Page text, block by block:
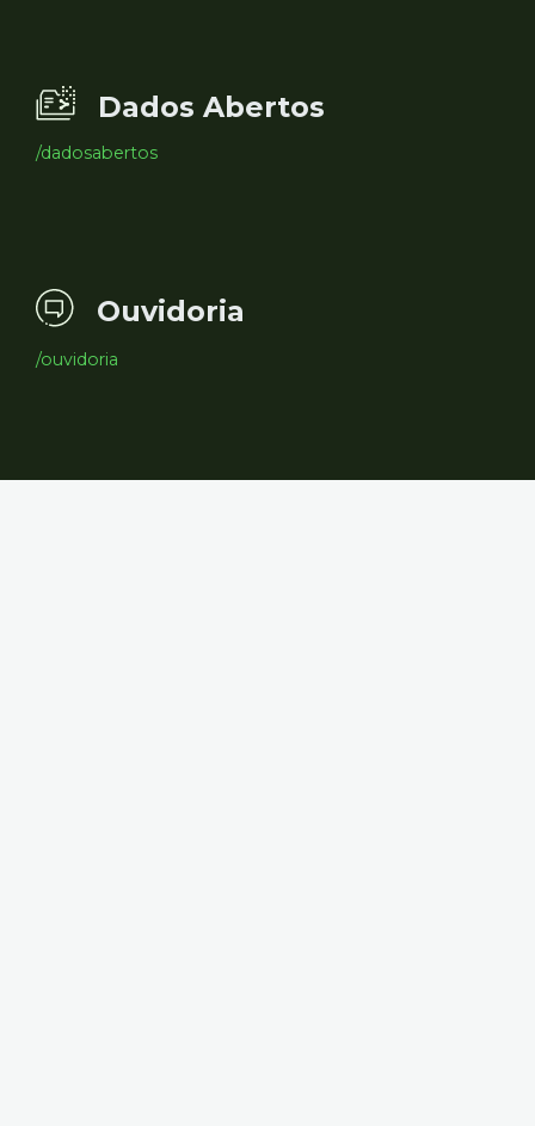
Dados Abertos
/dadosabertos
Ouvidoria
/ouvidoria